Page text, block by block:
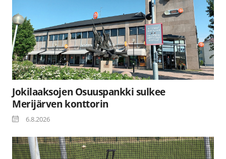
Jokilaaksojen Osuuspankki sulkee
Merijärven konttorin
6.8.2026